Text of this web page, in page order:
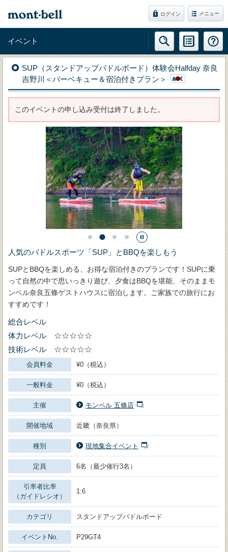
ログイン メニュー
イベント
SUP（スタンドアップパドルボード）体験会Halfday 奈良
吉野川＜バーベキュー＆宿泊付きプラン＞
このイベントの申し込み受付は終了しました。
人気のパドルスポーツ「SUP」とBBQを楽しもう
SUPとBBQを楽しめる、お得な宿泊付きのプランです！SUPに乗
って自然の中で思いっきり遊び、夕食はBBQを堪能、そのままモ
ンベル奈良五條ゲストハウスに宿泊します。ご家族での旅行にお
すすめです！
総合レベル
体力レベル
☆☆☆☆☆
技術レベル
☆☆☆☆☆
会員料金 ¥0（税込）
一般料金 ¥0（税込）
主催 モンベル 五條店
開催地域 近畿（奈良県）
種別 現地集合イベント
定員 6名（最少催行3名）
引率者比率
（ガイドレシオ）
1:6
カテゴリ スタンドアップパドルボード
イベントNo. P29GT4